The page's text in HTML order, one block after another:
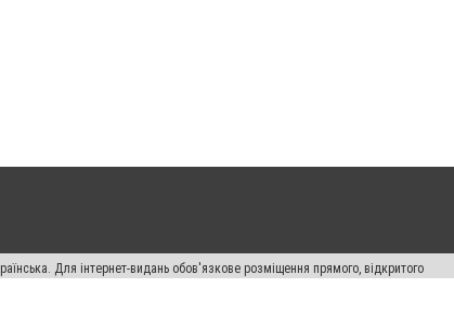
Для інтернет-видань обов'язкове розміщення прямого, відкритого